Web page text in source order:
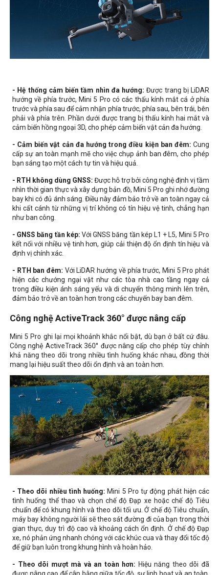
- Hệ thống cảm biến tầm nhìn đa hướng:Được trang bị LiDAR
hướng về phía trước, Mini 5 Pro có các thấu kính mắt cá ở phía
trước và phía sau để cảm nhận phía trước, phía sau, bên trái, bên
phải và phía trên. Phần dưới được trang bị thấu kính hai mắt và
cảm biến hồng ngoại 3D, cho phép cảm biến vật cản đa hướng.
- Cảm biến vật cản đa hướng trong điều kiện ban đêm: Cung
cấp sự an toàn mạnh mẽ cho việc chụp ảnh ban đêm, cho phép
bạn sáng tạo một cách tự tin và hiệu quả.
- RTH không dùng GNSS: Được hỗ trợ bởi công nghệ định vị tầm
nhìn thời gian thực và xây dựng bản đồ, Mini 5 Pro ghi nhớ đường
bay khi có đủ ánh sáng. Điều này đảm bảo trở về an toàn ngay cả
khi cất cánh từ những vị trí không có tín hiệu vệ tinh, chẳng hạn
như ban công.
- GNSS băng tần kép: Với GNSS băng tần kép L1 + L5, Mini 5 Pro
kết nối với nhiều vệ tinh hơn, giúp cải thiện độ ổn định tín hiệu và
định vị chính xác.
- RTH ban đêm: Với LiDAR hướng về phía trước, Mini 5 Pro phát
hiện các chướng ngại vật như các tòa nhà cao tầng ngay cả
trong điều kiện ánh sáng yếu và di chuyển thông minh lên trên,
đảm bảo trở về an toàn hơn trong các chuyến bay ban đêm.
Công nghệ ActiveTrack 360° được nâng cấp
Mini 5 Pro ghi lại mọi khoảnh khắc nổi bật, dù bạn ở bất cứ đâu.
Công nghệ ActiveTrack 360° được nâng cấp cho phép tùy chỉnh
khả năng theo dõi trong nhiều tình huống khác nhau, đồng thời
mang lại hiệu suất theo dõi ổn định và an toàn hơn.
- Theo dõi nhiều tình huống: Mini 5 Pro tự động phát hiện các
tình huống thể thao và chọn chế độ Đạp xe hoặc chế độ Tiêu
chuẩn để có khung hình và theo dõi tối ưu. Ở chế độ Tiêu chuẩn,
máy bay không người lái sẽ theo sát đường đi của bạn trong thời
gian thực, duy trì độ cao và khoảng cách ổn định. Ở chế độ Đạp
xe, nó phản ứng nhanh chóng với các khúc cua và thay đổi tốc độ
để giữ bạn luôn trong khung hình và hoàn hảo.
- Theo dõi mượt mà và an toàn hơn: Hiệu năng theo dõi đã